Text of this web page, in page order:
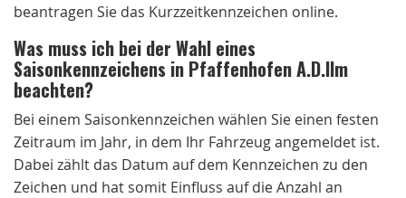
beantragen Sie das Kurzzeitkennzeichen online.
Was muss ich bei der Wahl eines
Saisonkennzeichens in Pfaffenhofen A.D.Ilm
beachten?
Bei einem Saisonkennzeichen wählen Sie einen festen
Zeitraum im Jahr, in dem Ihr Fahrzeug angemeldet ist.
Dabei zählt das Datum auf dem Kennzeichen zu den
Zeichen und hat somit Einfluss auf die Anzahl an